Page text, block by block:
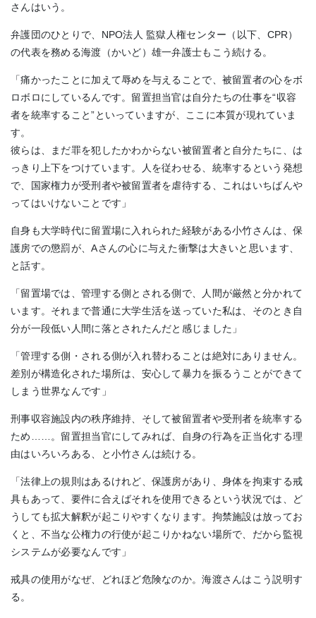
さんはいう。
弁護団のひとりで、NPO法人 監獄人権センター（以下、CPR）
の代表を務める海渡（かいど）雄一弁護士もこう続ける。
「痛かったことに加えて辱めを与えることで、被留置者の心をボ
ロボロにしているんです。留置担当官は自分たちの仕事を“収容
者を統率すること”といっていますが、ここに本質が現れていま
す。
彼らは、まだ罪を犯したかわからない被留置者と自分たちに、は
っきり上下をつけています。人を従わせる、統率するという発想
で、国家権力が受刑者や被留置者を虐待する、これはいちばんや
ってはいけないことです」
自身も大学時代に留置場に入れられた経験がある小竹さんは、保
護房での懲罰が、Aさんの心に与えた衝撃は大きいと思います、
と話す。
「留置場では、管理する側とされる側で、人間が厳然と分かれて
います。それまで普通に大学生活を送っていた私は、そのとき自
分が一段低い人間に落とされたんだと感じました」
「管理する側・される側が入れ替わることは絶対にありません。
差別が構造化された場所は、安心して暴力を振るうことができて
しまう世界なんです」
刑事収容施設内の秩序維持、そして被留置者や受刑者を統率する
ため……。留置担当官にしてみれば、自身の行為を正当化する理
由はいろいろある、と小竹さんは続ける。
「法律上の規則はあるけれど、保護房があり、身体を拘束する戒
具もあって、要件に合えばそれを使用できるという状況では、ど
うしても拡大解釈が起こりやすくなります。拘禁施設は放ってお
くと、不当な公権力の行使が起こりかねない場所で、だから監視
システムが必要なんです」
戒具の使用がなぜ、どれほど危険なのか。海渡さんはこう説明す
る。